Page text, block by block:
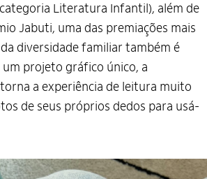
Literatura Infantil), além de
Jabuti, uma das premiações mais
diversidade familiar também é
projeto gráfico único, a
a experiência de leitura muito
de seus próprios dedos para usá-